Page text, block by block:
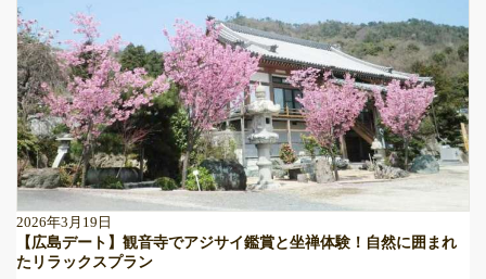
2026年3月19日
【広島デート】観音寺でアジサイ鑑賞と坐禅体験！自然に囲まれ
たリラックスプラン